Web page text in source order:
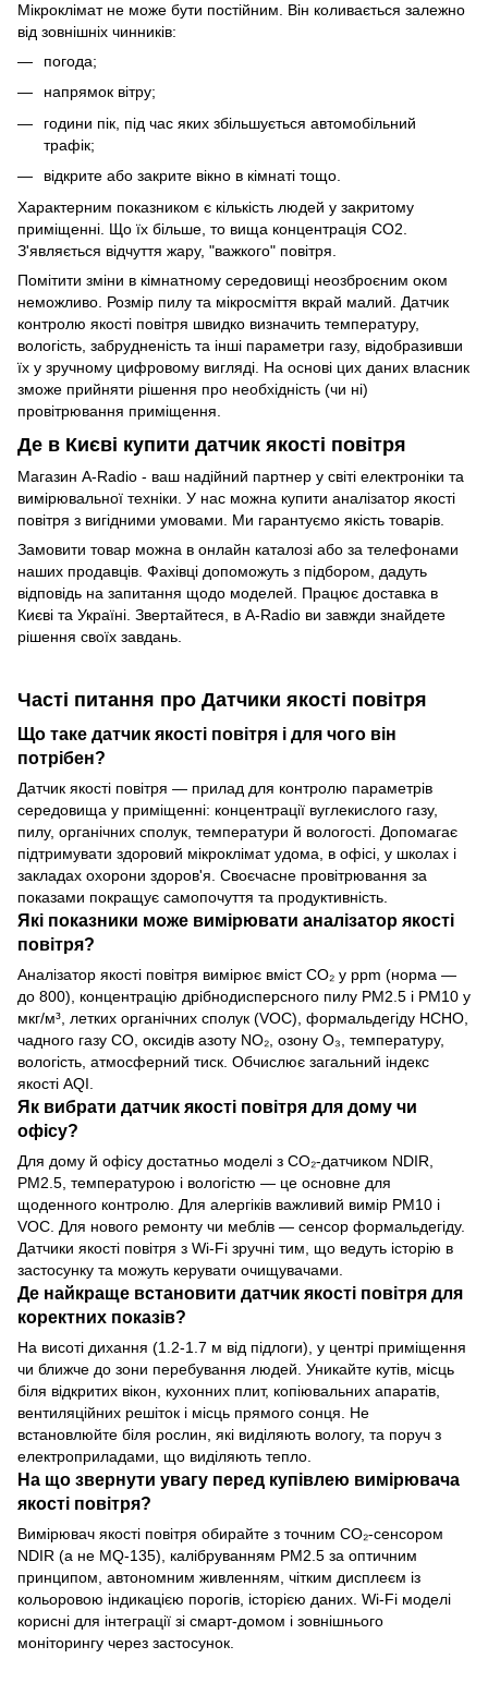
Мікроклімат не може бути постійним. Він коливається залежно
від зовнішніх чинників:
погода;
напрямок вітру;
години пік, під час яких збільшується автомобільний
трафік;
відкрите або закрите вікно в кімнаті тощо.
Характерним показником є кількість людей у закритому
приміщенні. Що їх більше, то вища концентрація СО2.
З'являється відчуття жару, "важкого" повітря.
Помітити зміни в кімнатному середовищі неозброєним оком
неможливо. Розмір пилу та мікросміття вкрай малий. Датчик
контролю якості повітря швидко визначить температуру,
вологість, забрудненість та інші параметри газу, відобразивши
їх у зручному цифровому вигляді. На основі цих даних власник
зможе прийняти рішення про необхідність (чи ні)
провітрювання приміщення.
Де в Києві купити датчик якості повітря
Магазин A-Radio - ваш надійний партнер у світі електроніки та
вимірювальної техніки. У нас можна купити аналізатор якості
повітря з вигідними умовами. Ми гарантуємо якість товарів.
Замовити товар можна в онлайн каталозі або за телефонами
наших продавців. Фахівці допоможуть з підбором, дадуть
відповідь на запитання щодо моделей. Працює доставка в
Києві та Україні. Звертайтеся, в A-Radio ви завжди знайдете
рішення своїх завдань.
Часті питання про Датчики якості повітря
Що таке датчик якості повітря і для чого він
потрібен?
Датчик якості повітря — прилад для контролю параметрів
середовища у приміщенні: концентрації вуглекислого газу,
пилу, органічних сполук, температури й вологості. Допомагає
підтримувати здоровий мікроклімат удома, в офісі, у школах і
закладах охорони здоров'я. Своєчасне провітрювання за
показами покращує самопочуття та продуктивність.
Які показники може вимірювати аналізатор якості
повітря?
Аналізатор якості повітря вимірює вміст CO₂ у ppm (норма —
до 800), концентрацію дрібнодисперсного пилу PM2.5 і PM10 у
мкг/м³, летких органічних сполук (VOC), формальдегіду HCHO,
чадного газу CO, оксидів азоту NO₂, озону O₃, температуру,
вологість, атмосферний тиск. Обчислює загальний індекс
якості AQI.
Як вибрати датчик якості повітря для дому чи
офісу?
Для дому й офісу достатньо моделі з CO₂-датчиком NDIR,
PM2.5, температурою і вологістю — це основне для
щоденного контролю. Для алергіків важливий вимір PM10 і
VOC. Для нового ремонту чи меблів — сенсор формальдегіду.
Датчики якості повітря з Wi-Fi зручні тим, що ведуть історію в
застосунку та можуть керувати очищувачами.
Де найкраще встановити датчик якості повітря для
коректних показів?
На висоті дихання (1.2-1.7 м від підлоги), у центрі приміщення
чи ближче до зони перебування людей. Уникайте кутів, місць
біля відкритих вікон, кухонних плит, копіювальних апаратів,
вентиляційних решіток і місць прямого сонця. Не
встановлюйте біля рослин, які виділяють вологу, та поруч з
електроприладами, що виділяють тепло.
На що звернути увагу перед купівлею вимірювача
якості повітря?
Вимірювач якості повітря обирайте з точним CO₂-сенсором
NDIR (а не MQ-135), калібруванням PM2.5 за оптичним
принципом, автономним живленням, чітким дисплеєм із
кольоровою індикацією порогів, історією даних. Wi-Fi моделі
корисні для інтеграції зі смарт-домом і зовнішнього
моніторингу через застосунок.